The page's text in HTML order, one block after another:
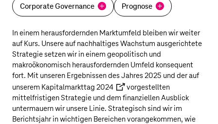
Corporate Governance Prognose
In einem herausfordernden Marktumfeld bleiben wir weiter
auf Kurs. Unsere auf nachhaltiges Wachstum ausgerichtete
Strategie setzen wir in einem geopolitisch und
makroökonomisch herausfordernden Umfeld konsequent
fort. Mit unseren Ergebnissen des Jahres 2025 und der auf
unserem Kapitalmarkttag 2024
vorgestellten
mittelfristigen Strategie und dem finanziellen Ausblick
untermauern wir unsere Linie. Strategisch sind wir im
Berichtsjahr in wichtigen Bereichen vorangekommen, wie